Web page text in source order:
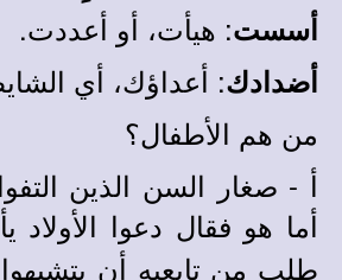
أسست: هيأت، أو أعددت.
أضدادك: أعداؤك، أي
من هم الأطفال؟
أ - صغار السن الذين
أما هو فقال دعوا الأولاد
طلب من تابعيه أن